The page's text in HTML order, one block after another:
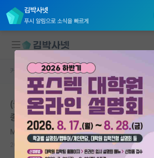
김박사넷
푸시 알림으로 소식을 빠르게
대학원생 모집
국내대학원 정보
연구실&오픈랩
커뮤니티
커뮤니티 홈 대학원 합격 후기 게시판
(늦은후기) GIST 물리광과학과 석사과
종합
Marcel Proust
2019.12.14 8 12596